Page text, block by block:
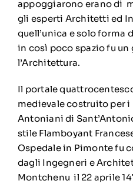
appoggiarono erano di
gli esperti Architetti ed
quell’unica e solo
in così poco spazio fu un
l’Architettura.
Il portale
medievale costruito per
Antoniani di
stile Flamboyant
Ospedale in Pimonte fu
dagli Ingegneri e
Montchenu il 22 aprile